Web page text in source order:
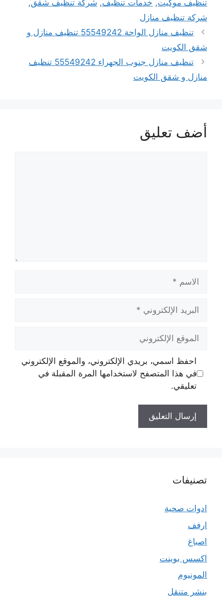
تنظيف موكيت, خدمات تنظيف, شركة تنظيف شقق,
شركة تنظيف منازل
تنظيف منازل الواحة 55549242 تنظيف منازل و
شقق الكويت
تنظيف منازل جنوب الجهراء 55549242 تنظيف
منازل و شقق الكويت
أضف تعليق
الإلكتروني
الإلكتروني
احفظ اسمي، بريدي الإلكتروني، والموقع الإلكتروني
في هذا المتصفح لاستخدامها المرة المقبلة في
تعليقي.
تصنيفات
ادوات صحية
ارفف
اصباغ
اكسس بوينت
المونيوم
بنشر متنقل